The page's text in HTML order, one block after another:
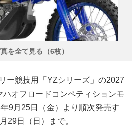
を全て見る（6枚）
ー競技用「YZシリーズ」の2027
オフロードコンペティションモ
9月25日（金）より順次発売す
29日（日）まで。